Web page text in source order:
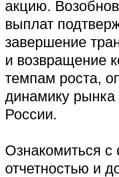
акцию.
выплат
завершение
и возвращение
темпам роста,
динамику рынка
России.
Ознакомиться
отчетностью и